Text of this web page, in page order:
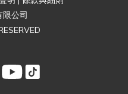
限公司